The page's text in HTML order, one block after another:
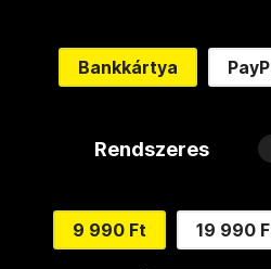
Bankkártya
Rendszeres
9 990 Ft 19 990